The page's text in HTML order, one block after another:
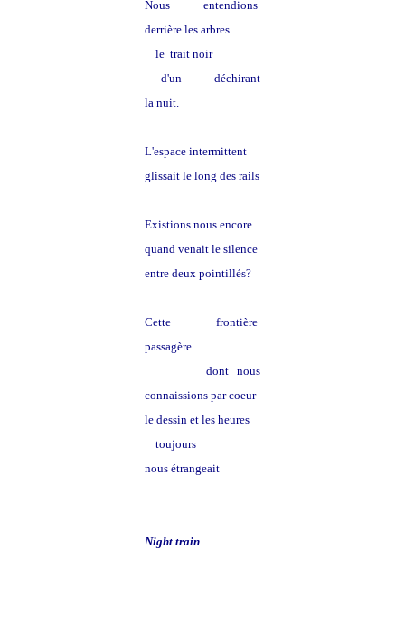
Nous entendions
derrière les arbres
le trait noir
d'un
déchirant
la nuit.
L'espace intermittent
glissait le long des rails
Existions nous encore
quand venait le silence
entre deux pointillés?
Cette frontière
passagère
dont nous
connaissions par coeur
le dessin et les heures
toujours
nous étrangeait
Night train